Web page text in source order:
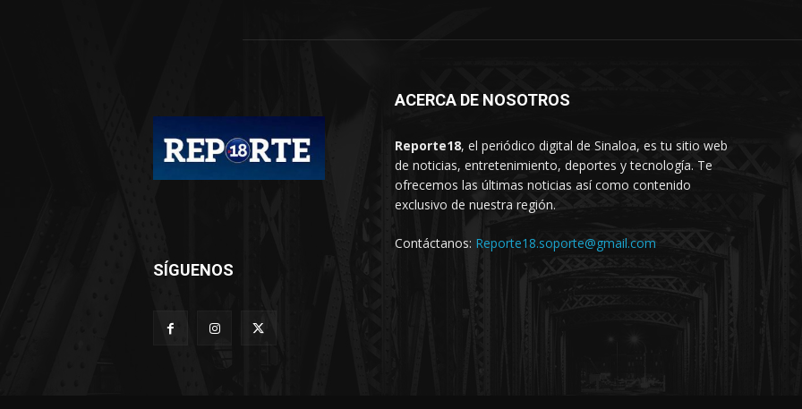
ACERCA DE NOSOTROS
Reporte18, el periódico digital de Sinaloa, es tu sitio web
de noticias, entretenimiento, deportes y tecnología. Te
ofrecemos las últimas noticias así como contenido
exclusivo de nuestra región.
Contáctanos: Reporte18.soporte@gmail.com
SÍGUENOS